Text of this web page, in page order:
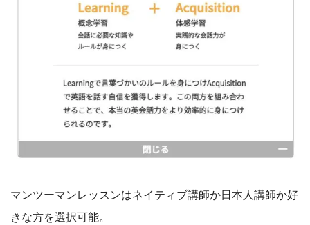
マンツーマンレッスンはネイティブ講師か日本人講師か好
きな方を選択可能。